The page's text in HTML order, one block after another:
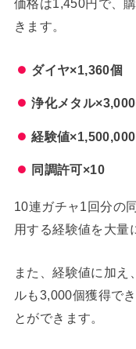
きます。
ダイヤ×1,360個
浄化メタル
経験値×1,500,000
同調許可×10
10連ガチャ1回分の
用する経験値を大量
また、経験値に加え
ルも3,000個獲得で
とができます。